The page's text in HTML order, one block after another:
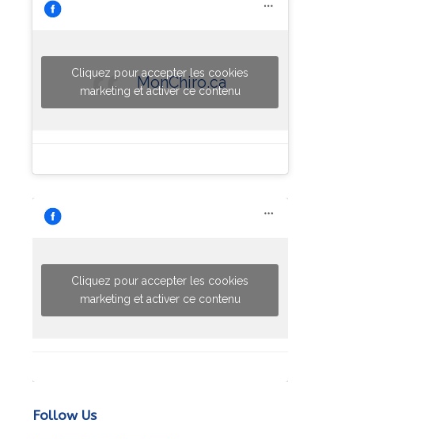
MonChiro.ca
Cliquez pour accepter les cookies
marketing et activer ce contenu
Cliquez pour accepter les cookies
marketing et activer ce contenu
Follow Us